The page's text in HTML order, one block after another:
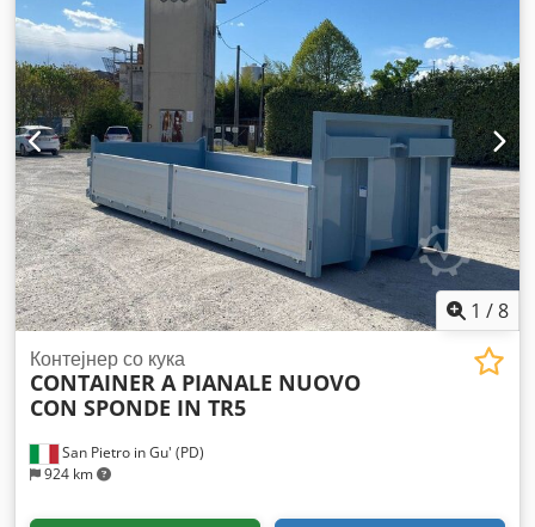
1 /8
San Pietro in Gu' (PD)
924 km
Контејнер со кука
CONTAINER A PIANALE NUOVO
CON SPONDE IN TR5